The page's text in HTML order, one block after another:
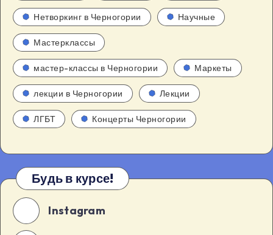
Нетворкинг в Черногории Научные
Мастерклассы
мастер-классы в Черногории Маркеты
лекции в Черногории Лекции
ЛГБТ Концерты Черногории
Будь в курсе!
Instagram